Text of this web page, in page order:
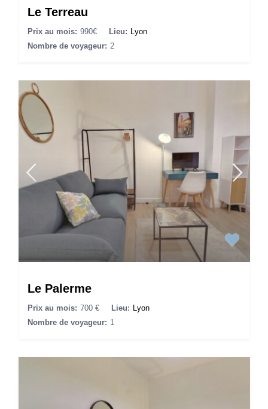
Le Terreau
Prix au mois: 990€ Lieu: Lyon
Nombre de voyageur: 2
Le Palerme
Prix au mois: 700 € Lieu: Lyon
Nombre de voyageur: 1